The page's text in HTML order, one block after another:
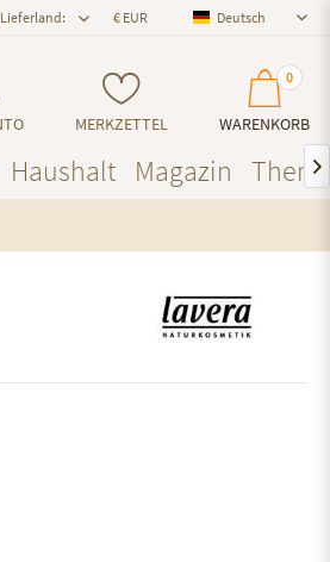
Deutsch
Deutsch
Lieferland:
MERKZETTEL
0
WARENKORB
Haushalt Magazin 